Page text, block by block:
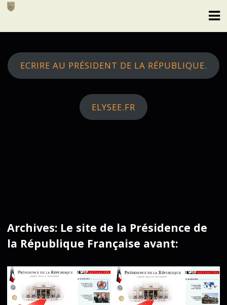
Skip
ECRIRE AU PRÉSIDENT DE LA RÉPUBLIQUE.
ELYSEE.FR
Archives: Le site de la Présidence de
la République Française avant: